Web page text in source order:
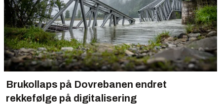
Brukollaps på Dovrebanen endret
rekkefølge på digitalisering